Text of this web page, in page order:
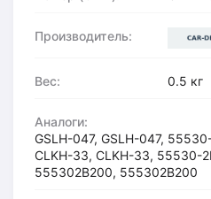
Производитель:
Вес: 0.5 кг
Аналоги:
GSLH-047, GSLH-047,
CLKH-33, CLKH-33, 55530-
555302B200, 555302B200